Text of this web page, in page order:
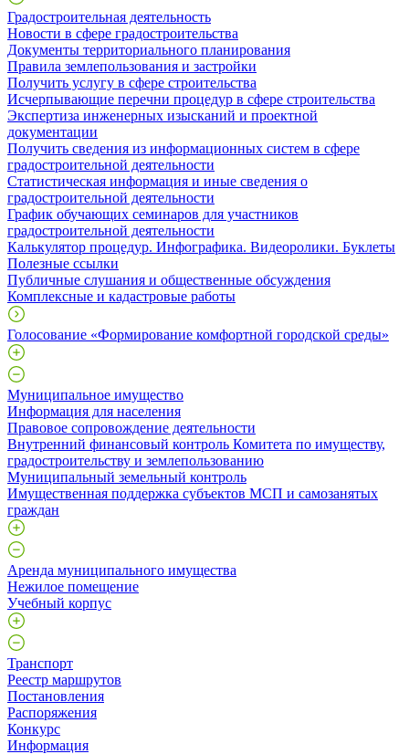
Градостроительная деятельность
Новости в сфере градостроительства
Документы территориального планирования
Правила землепользования и застройки
Получить услугу в сфере строительства
Исчерпывающие перечни процедур в сфере строительства
Экспертиза инженерных изысканий и проектной
документации
Получить сведения из информационных систем в сфере
градостроительной деятельности
Статистическая информация и иные сведения о
градостроительной деятельности
График обучающих семинаров для участников
градостроительной деятельности
Калькулятор процедур. Инфографика. Видеоролики. Буклеты
Полезные ссылки
Публичные слушания и общественные обсуждения
Комплексные и кадастровые работы
Голосование «Формирование комфортной городской среды»
Муниципальное имущество
Информация для населения
Правовое сопровождение деятельности
Внутренний финансовый контроль Комитета по имуществу,
градостроительству и землепользованию
Муниципальный земельный контроль
Имущественная поддержка субъектов МСП и самозанятых
граждан
Аренда муниципального имущества
Нежилое помещение
Учебный корпус
Транспорт
Реестр маршрутов
Постановления
Распоряжения
Конкурс
Информация